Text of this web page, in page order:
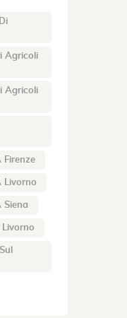
Agricoli
Agricoli
Firenze
Livorno
Siena